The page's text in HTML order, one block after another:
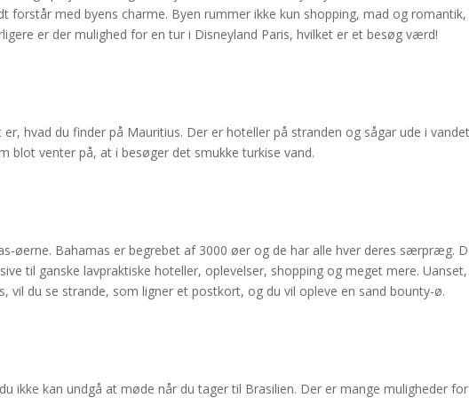
forstår med byens charme. Byen rummer ikke kun shopping, mad og romantik,
er der mulighed for en tur i Disneyland Paris, hvilket er et besøg værd!
hvad du finder på Mauritius. Der er hoteller på stranden og sågar ude i
blot venter på, at i besøger det smukke turkise vand.
øerne. Bahamas er begrebet af 3000 øer og de har alle hver deres særpræg.
til ganske lavpraktiske hoteller, oplevelser, shopping og meget mere. Uanset,
vil du se strande, som ligner et postkort, og du vil opleve en sand bounty-ø.
ikke kan undgå at møde når du tager til Brasilien. Der er mange muligheder for